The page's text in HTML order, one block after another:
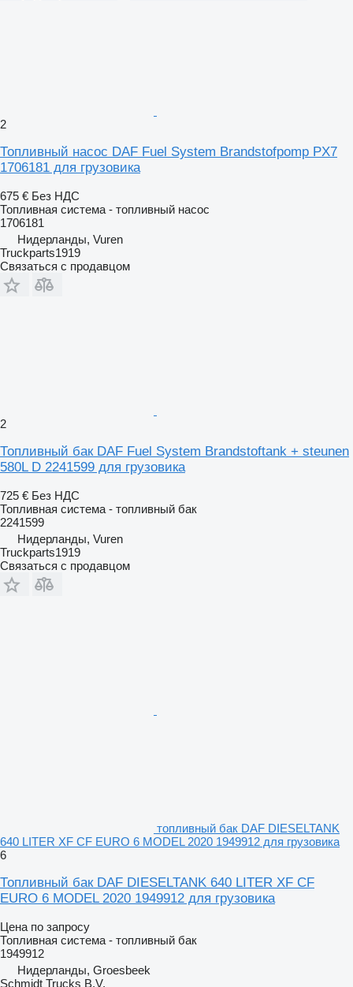
2
Топливный насос DAF Fuel System Brandstofpomp PX7
1706181 для грузовика
675 € Без НДС
Топливная система - топливный насос
1706181
Нидерланды, Vuren
Truckparts1919
Связаться с продавцом
2
Топливный бак DAF Fuel System Brandstoftank + steunen
580L D 2241599 для грузовика
725 € Без НДС
Топливная система - топливный бак
2241599
Нидерланды, Vuren
Truckparts1919
Связаться с продавцом
топливный бак DAF DIESELTANK
640 LITER XF CF EURO 6 MODEL 2020 1949912 для грузовика
6
Топливный бак DAF DIESELTANK 640 LITER XF CF
EURO 6 MODEL 2020 1949912 для грузовика
Цена по запросу
Топливная система - топливный бак
1949912
Нидерланды, Groesbeek
Schmidt Trucks B.V.